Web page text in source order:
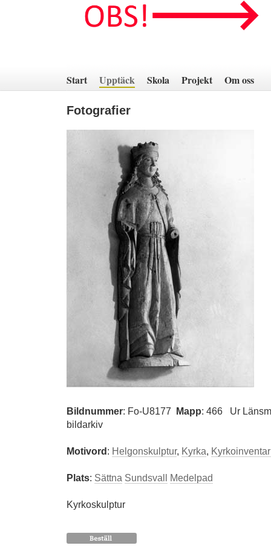
innehåll
Start Upptäck Skola Projekt Om oss
Fotografier
Bildnummer: Fo-U8177 Mapp: 466
Ur
bildarkiv
Motivord: Helgonskulptur, Kyrka,
Plats: Sättna Sundsvall Medelpad
Kyrkoskulptur